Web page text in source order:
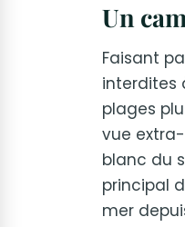
Un
Faisant
interdites
plages
vue
blanc du
principal
mer